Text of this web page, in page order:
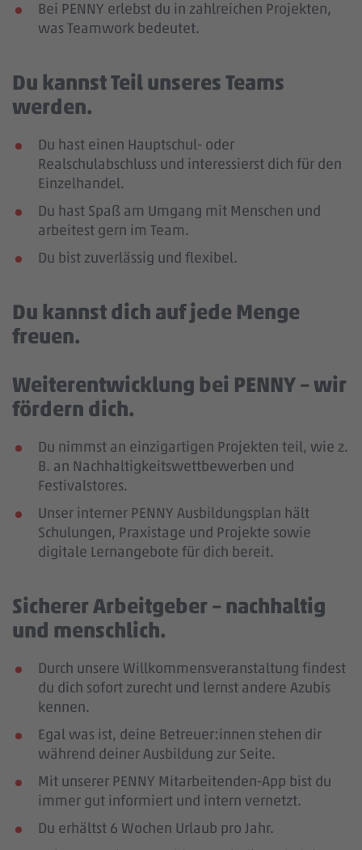
Bei PENNY erlebst du in zahlreichen Projekten,
was Teamwork bedeutet.
Du kannst Teil unseres Teams
werden.
Du hast einen Hauptschul- oder
Realschulabschluss und interessierst dich für den
Einzelhandel.
Du hast Spaß am Umgang mit Menschen und
arbeitest gern im Team.
Du bist zuverlässig und flexibel.
Du kannst dich auf jede Menge
freuen.
Weiterentwicklung bei PENNY – wir
fördern dich.
Du nimmst an einzigartigen Projekten teil, wie z.
B. an Nachhaltigkeitswettbewerben und
Festivalstores.
Unser interner PENNY Ausbildungsplan hält
Schulungen, Praxistage und Projekte sowie
digitale Lernangebote für dich bereit.
Sicherer Arbeitgeber – nachhaltig
und menschlich.
Durch unsere Willkommensveranstaltung findest
du dich sofort zurecht und lernst andere Azubis
kennen.
Egal was ist, deine Betreuer:innen stehen dir
während deiner Ausbildung zur Seite.
Mit unserer PENNY Mitarbeitenden-App bist du
immer gut informiert und intern vernetzt.
Du erhältst 6 Wochen Urlaub pro Jahr.